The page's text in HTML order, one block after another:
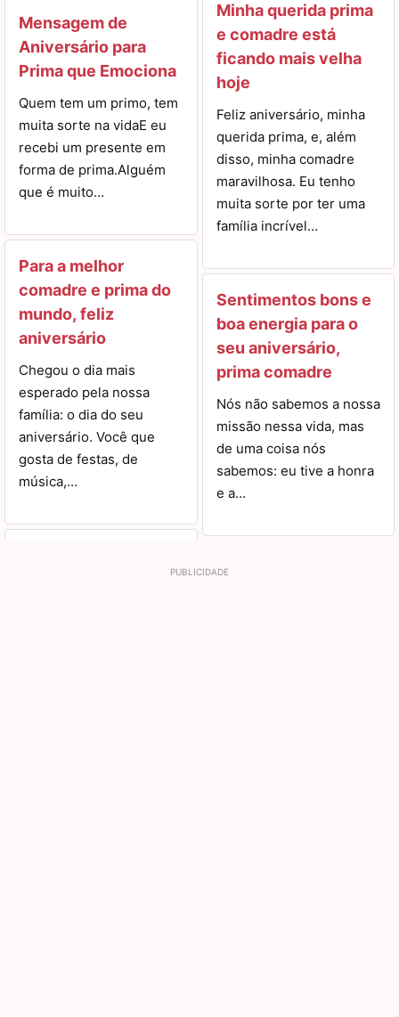
Mensagem de
Aniversário para
Prima que Emociona
Quem tem um primo, tem
muita sorte na vidaE eu
recebi um presente em
forma de prima.Alguém
que é muito…
Para a melhor
comadre e prima do
mundo, feliz
aniversário
Chegou o dia mais
esperado pela nossa
família: o dia do seu
aniversário. Você que
gosta de festas, de
música,…
Minha querida prima
e comadre está
ficando mais velha
hoje
Feliz aniversário, minha
querida prima, e, além
disso, minha comadre
maravilhosa. Eu tenho
muita sorte por ter uma
família incrível…
Sentimentos bons e
boa energia para o
seu aniversário,
prima comadre
Nós não sabemos a nossa
missão nessa vida, mas
de uma coisa nós
sabemos: eu tive a honra
e a…